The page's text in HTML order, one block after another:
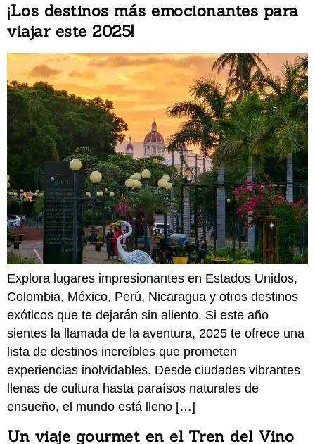
¡Los destinos más emocionantes para
viajar este 2025!
Explora lugares impresionantes en Estados Unidos,
Colombia, México, Perú, Nicaragua y otros destinos
exóticos que te dejarán sin aliento. Si este año
sientes la llamada de la aventura, 2025 te ofrece una
lista de destinos increíbles que prometen
experiencias inolvidables. Desde ciudades vibrantes
llenas de cultura hasta paraísos naturales de
ensueño, el mundo está lleno […]
Un viaje gourmet en el Tren del Vino